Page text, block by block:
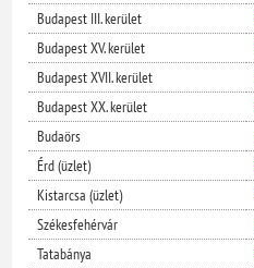
Budapest III. kerület
Budapest XV. kerület
Budapest XVII. kerület
Budapest XX. kerület
Budaörs
Érd (üzlet)
Kistarcsa (üzlet)
Székesfehérvár
Tatabánya